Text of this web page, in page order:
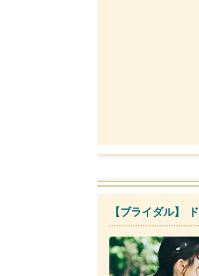
【ブライダル】